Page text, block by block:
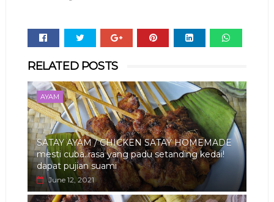
RELATED POSTS
AYAM
SATAY AYAM / CHICKEN SATAY HOMEMADE
mesti cuba..rasa yang padu setanding kedai!
dapat pujian suami
June 12, 2021